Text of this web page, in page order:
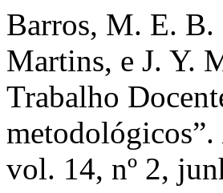
Barros, M. E.
Martins, e J. Y.
Trabalho
metodológicos”.
vol. 14, nº 2,